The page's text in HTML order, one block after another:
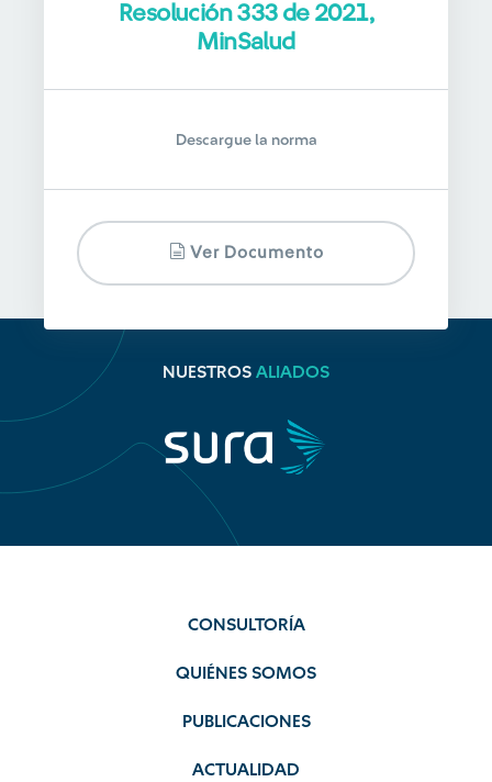
Resolución 333 de 2021,
MinSalud
Descargue la norma
Ver Documento
NUESTROS ALIADOS
CONSULTORÍA
QUIÉNES SOMOS
PUBLICACIONES
ACTUALIDAD